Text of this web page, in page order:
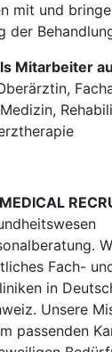
mit und
der
Mitarbeiter
Fach-
in
Unsere
passenden